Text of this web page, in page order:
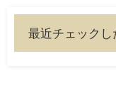
最近チェックし